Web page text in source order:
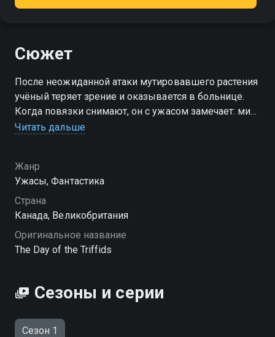
Сюжет
После неожиданной атаки мутировавшего растения
учёный теряет зрение и оказывается в больнице.
Когда повязки снимают, он с ужасом замечает: мир
вокруг изменился — почти все ослепли, а триффиды,
лишь у тех, кто всё ещё может видеть. «День
Триффидов» — смотрите онлайн в хорошем
качестве.
Посмотреть онлайн 1 сезон сериала День
Триффидов вы можете совершенно бесплатно в
хорошем HD качестве на Смотрёшке
Читать дальше
Жанр
Ужасы, Фантастика
Страна
Канада, Великобритания
Оригинальное название
The Day of the Triffids
Сезоны и серии
Сезон 1